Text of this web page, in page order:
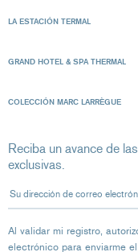
LA ESTACIÓN TERMAL
GRAND HOTEL & SPA THERMAL
COLECCIÓN MARC LARRÈGUE
Reciba un avance de
exclusivas.
Su dirección de correo
Al validar mi registro,
electrónico para enviarme